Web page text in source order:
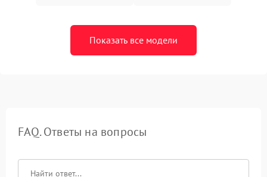
Показать все модели
FAQ. Ответы на вопросы